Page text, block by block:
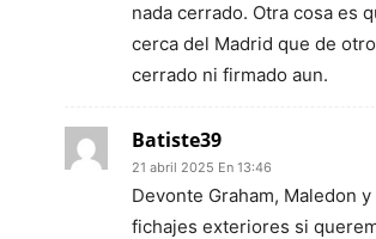
nada cerrado. Otra cosa es
cerca del Madrid que de
cerrado ni firmado aun.
Batiste39
21 abril 2025 En 13:46
Devonte Graham, Maledon
fichajes exteriores si